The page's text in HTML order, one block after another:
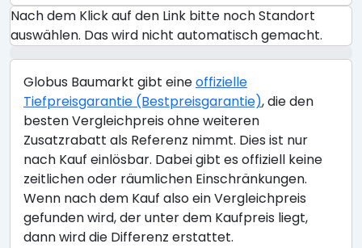
Nach dem Klick auf den Link bitte noch Standort
auswählen. Das wird nicht automatisch gemacht.
Globus Baumarkt gibt eineoffizielle
Tiefpreisgarantie (Bestpreisgarantie), die den
besten Vergleichpreis ohne weiteren
Zusatzrabatt als Referenz nimmt. Dies ist nur
nach Kauf einlösbar. Dabei gibt es offiziell keine
zeitlichen oder räumlichen Einschränkungen.
Wenn nach dem Kauf also ein Vergleichpreis
gefunden wird, der unter dem Kaufpreis liegt,
dann wird die Differenz erstattet.